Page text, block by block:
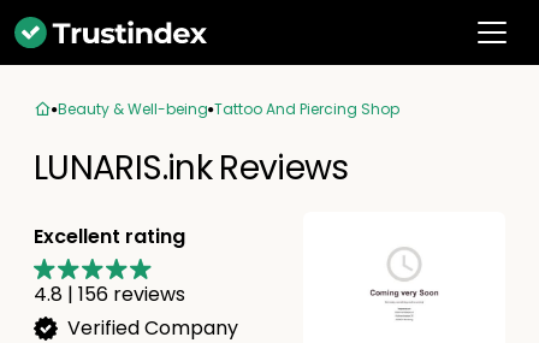
Beauty & Well-being Tattoo And Piercing Shop
LUNARIS.ink Reviews
Excellent rating
4.8 | 156 reviews
Verified Company